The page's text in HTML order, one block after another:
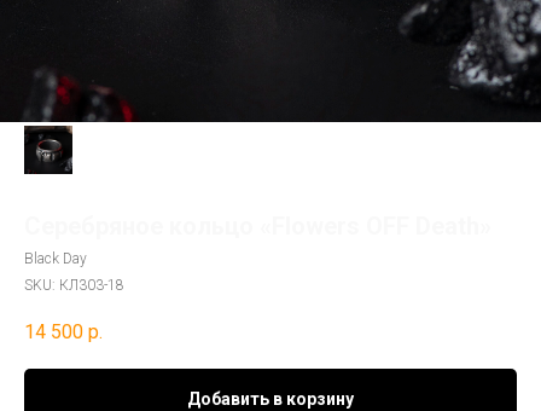
Black Day
SKU: КЛ303-18
14 500 р.
Добавить в корзину